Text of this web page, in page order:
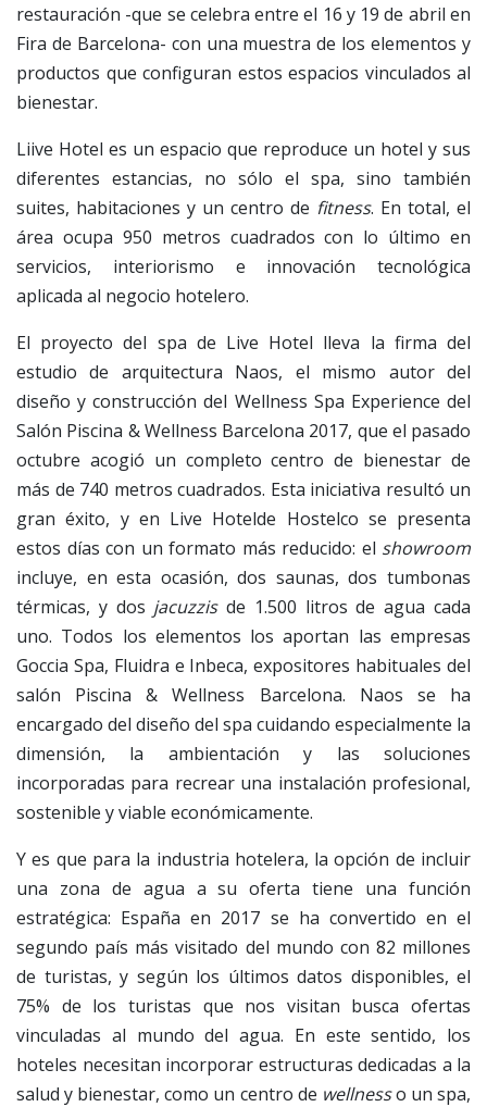
restauración -que se celebra entre el 16 y 19 de abril en
Fira de Barcelona- con una muestra de los elementos y
productos que configuran estos espacios vinculados al
bienestar.
Liive Hotel es un espacio que reproduce un hotel y sus
diferentes estancias, no sólo el spa, sino también
suites, habitaciones y un centro de fitness. En total, el
área ocupa 950 metros cuadrados con lo último en
servicios, interiorismo e innovación tecnológica
aplicada al negocio hotelero.
El proyecto del spa de Live Hotel lleva la firma del
estudio de arquitectura Naos, el mismo autor del
diseño y construcción del Wellness Spa Experience del
Salón Piscina & Wellness Barcelona 2017, que el pasado
octubre acogió un completo centro de bienestar de
más de 740 metros cuadrados. Esta iniciativa resultó un
gran éxito, y en Live Hotelde Hostelco se presenta
estos días con un formato más reducido: el showroom
incluye, en esta ocasión, dos saunas, dos tumbonas
térmicas, y dos jacuzzisde 1.500 litros de agua cada
uno. Todos los elementos los aportan las empresas
Goccia Spa, Fluidra e Inbeca, expositores habituales del
salón Piscina & Wellness Barcelona. Naos se ha
encargado del diseño del spa cuidando especialmente la
dimensión, la ambientación y las soluciones
incorporadas para recrear una instalación profesional,
sostenible y viable económicamente.
Y es que para la industria hotelera, la opción de incluir
una zona de agua a su oferta tiene una función
estratégica: España en 2017 se ha convertido en el
segundo país más visitado del mundo con 82 millones
de turistas, y según los últimos datos disponibles, el
75% de los turistas que nos visitan busca ofertas
vinculadas al mundo del agua. En este sentido, los
hoteles necesitan incorporar estructuras dedicadas a la
salud y bienestar, como un centro de wellnesso un spa,